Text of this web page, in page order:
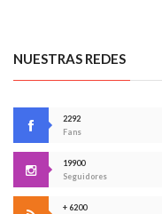
NUESTRAS REDES
2292
Fans
19900
Seguidores
+ 6200